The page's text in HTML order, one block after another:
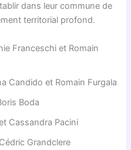
dans leur commune de
territorial profond.
Franceschi et Romain
Candido et Romain Furgala
Boda
Cassandra Pacini
Grandclere